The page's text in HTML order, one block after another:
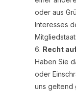
oder aus
Interesses
Recht
Haben Sie
oder
uns geltend